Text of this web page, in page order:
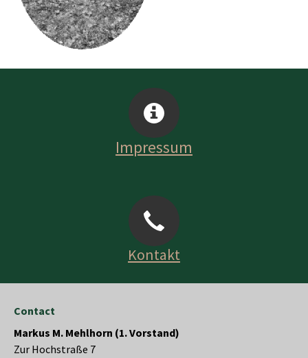
Impressum
Kontakt
Contact
Markus M. Mehlhorn (1. Vorstand)
Zur Hochstraße 7